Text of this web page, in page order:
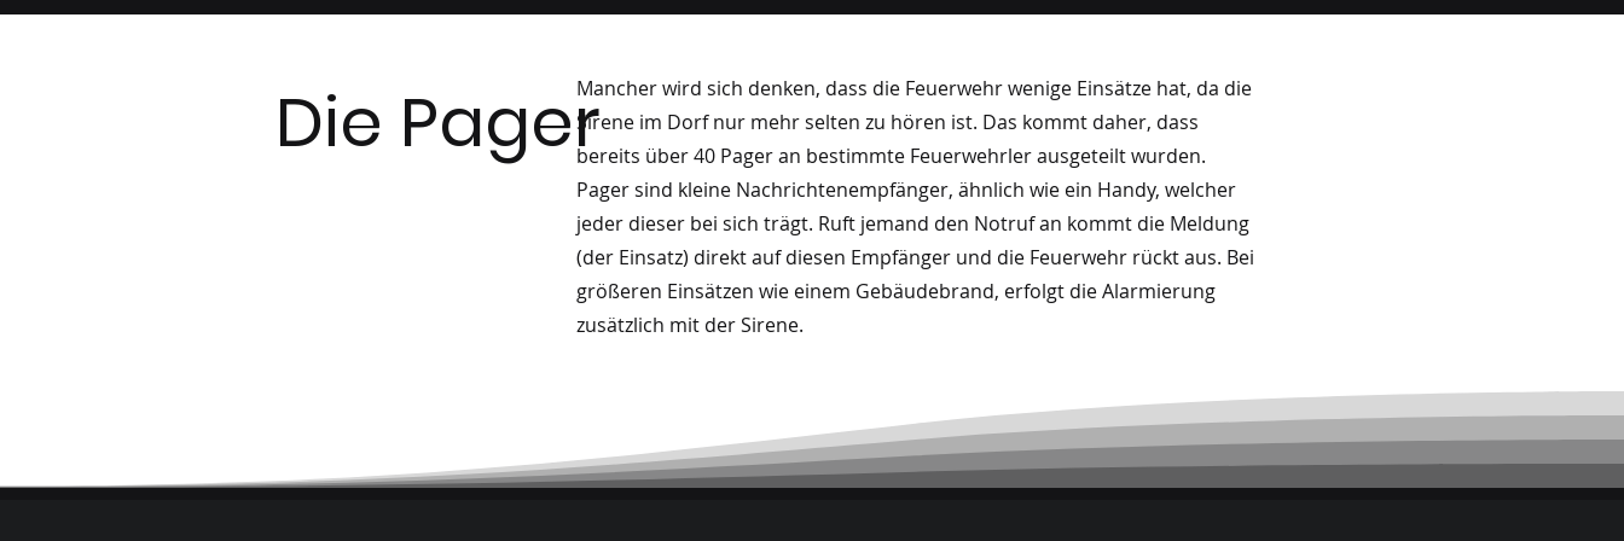
Die PagerMancher wird sich denken, dass die Feuerwehr wenige Einsätze hat, da die
Sirene im Dorf nur mehr selten zu hören ist. Das kommt daher, dass
bereits über 40 Pager an bestimmte Feuerwehrler ausgeteilt wurden.
Pager sind kleine Nachrichtenempfänger, ähnlich wie ein Handy, welcher
jeder dieser bei sich trägt. Ruft jemand den Notruf an kommt die Meldung
(der Einsatz) direkt auf diesen Empfänger und die Feuerwehr rückt aus. Bei
größeren Einsätzen wie einem Gebäudebrand, erfolgt die Alarmierung
zusätzlich mit der Sirene.